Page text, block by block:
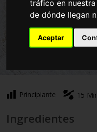
tráfico en
de dónde llegan
Aceptar
Principiante 15
Ingredientes